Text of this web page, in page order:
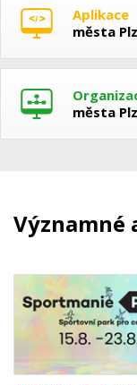
Aplikace
města
města
Významné